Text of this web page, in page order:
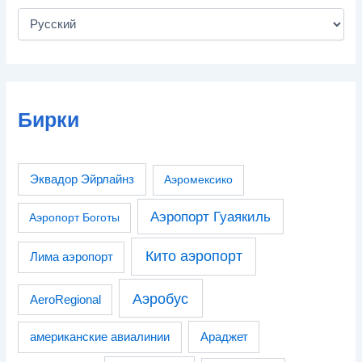
Бирки
Эквадор Эйрлайнз Аэромексико
Аэропорт Боготы Аэропорт Гуаякиль
Лима аэропорт Кито аэропорт
AeroRegional Аэробус
американские авиалинии Араджет